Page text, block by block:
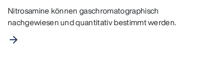
Nitrosamine können gaschromatographisch
nachgewiesen und quantitativ bestimmt werden.
arrow_forward